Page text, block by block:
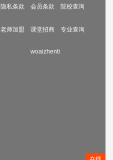
隐私条款 会员条款 院校查询
老师加盟 课堂招商 专业查询
woaizhenti